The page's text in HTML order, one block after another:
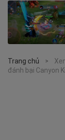
Trang chủ >
đánh bại Canyon